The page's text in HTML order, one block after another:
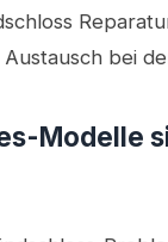
bei
Modelle